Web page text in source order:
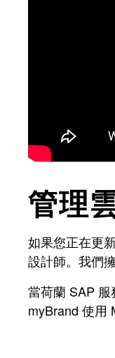
管理
如果您正在更
設計師。我們
當荷蘭 SAP
myBrand 使用